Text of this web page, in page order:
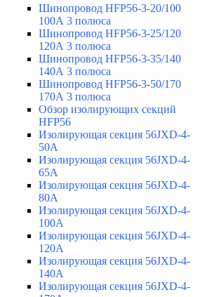
Шинопровод HFP56-3-20/100
100А 3 полюса
Шинопровод HFP56-3-25/120
120А 3 полюса
Шинопровод HFP56-3-35/140
140А 3 полюса
Шинопровод HFP56-3-50/170
170А 3 полюса
Обзор изолирующих секций
HFP56
Изолирующая секция 56JXD-4-
50A
Изолирующая секция 56JXD-4-
65A
Изолирующая секция 56JXD-4-
80A
Изолирующая секция 56JXD-4-
100A
Изолирующая секция 56JXD-4-
120A
Изолирующая секция 56JXD-4-
140A
Изолирующая секция 56JXD-4-